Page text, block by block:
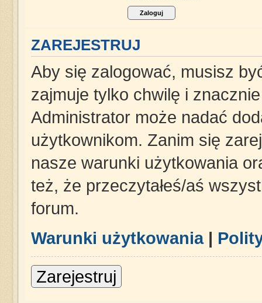
ZAREJESTRUJ
Aby się zalogować, musisz
zajmuje tylko chwilę i
Administrator może nadać
użytkownikom. Zanim się
nasze warunki użytkowania
też, że przeczytałeś/aś
forum.
Warunki użytkowania|
Zarejestruj